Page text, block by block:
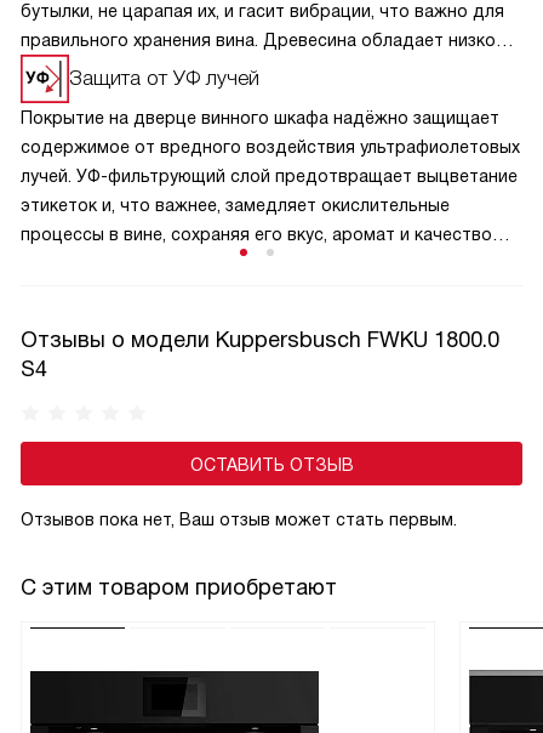
бутылки, не царапая их, и гасит вибрации, что важно для
правильного хранения вина. Древесина обладает низкой
теплопроводностью, не нарушая стабильного
микроклимата внутри камеры. Полки часто имеют плавные
направляющие и наклонную конструкцию для удобного
осмотра этикеток без извлечения бутылок. Кроме того,
дерево придаёт интерьеру шкафа благородный,
солидный вид, подчеркивая статус коллекции.
Защита от УФ лучей
Покрытие на дверце винного шкафа надёжно защищает
содержимое от вредного воздействия ультрафиолетовых
лучей. УФ-фильтрующий слой предотвращает выцветание
этикеток и, что важнее, замедляет окислительные
процессы в вине, сохраняя его вкус, аромат и качество
Отзывы о модели Kuppersbusch FWKU 1800.0
S4
ОСТАВИТЬ ОТЗЫВ
Отзывов пока нет, Ваш отзыв может стать первым.
С этим товаром приобретают